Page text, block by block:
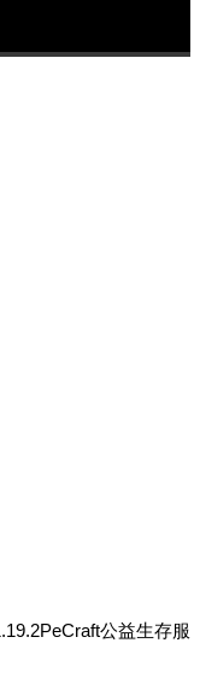
公益生存服